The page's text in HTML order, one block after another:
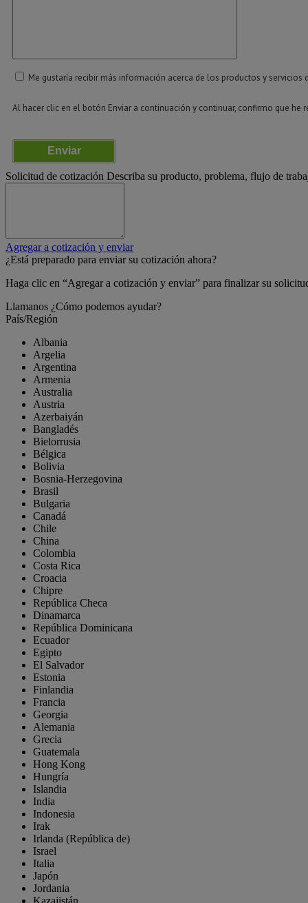
Me gustaría recibir más información acerca de los productos y
Al hacer clic en el botón Enviar a continuación y continuar, confirmo que he
Enviar
Solicitud de cotización Describa su producto, problema, flujo de
Agregar a cotización y enviar
¿Está preparado para enviar su cotización ahora?
Haga clic en “Agregar a cotización y enviar” para finalizar su
Llamanos ¿Cómo podemos ayudar?
País/Región
Albania
Argelia
Argentina
Armenia
Australia
Austria
Azerbaiyán
Bangladés
Bielorrusia
Bélgica
Bolivia
Bosnia-Herzegovina
Brasil
Bulgaria
Canadá
Chile
China
Colombia
Costa Rica
Croacia
Chipre
República Checa
Dinamarca
República Dominicana
Ecuador
Egipto
El Salvador
Estonia
Finlandia
Francia
Georgia
Alemania
Grecia
Guatemala
Hong Kong
Hungría
Islandia
India
Indonesia
Irak
Irlanda (República de)
Israel
Italia
Japón
Jordania